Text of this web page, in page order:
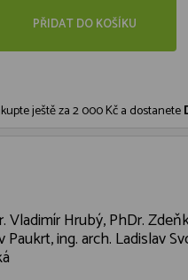
PŘIDAT DO KOŠÍKU
ještě za2 000 Kča dostanete
Vladimír Hrubý, PhDr.
Paukrt, ing. arch. Ladislav